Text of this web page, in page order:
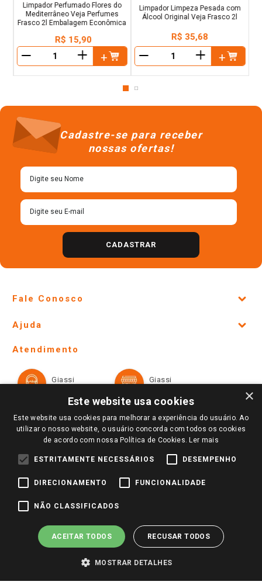
Limpador Perfumado Flores do
Mediterrâneo Veja Perfumes
Frasco 2l Embalagem Econômica
R$ 15,90
＋
Limpador Limpeza Pesada com
Álcool Original Veja Frasco 2l
R$ 35,68
＋
Cadastre-se para receber
nossas ofertas!
CADASTRAR
Fale Conosco
Lojas Físicas e Horários
Ofertas
Televendas
Notícias
Perguntas frequentes
Identidade Visual
Ajuda
Formas de Pagamento
Trocas e Devoluções
Atendimento
Giassi
Giassi
Redes Sociais
Pagamento e Segurança
×
Este website usa cookies
Este website usa cookies para melhorar a experiência do usuário. Ao
utilizar o nosso website, o usuário concorda com todos os cookies
de acordo com nossa Política de Cookies. Ler mais
ESTRITAMENTE NECESSÁRIOS DESEMPENHO
DIRECIONAMENTO FUNCIONALIDADE
NÃO CLASSIFICADOS
ACEITAR TODOS RECUSAR TODOS
MOSTRAR DETALHES